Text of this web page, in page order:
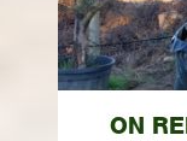
ON